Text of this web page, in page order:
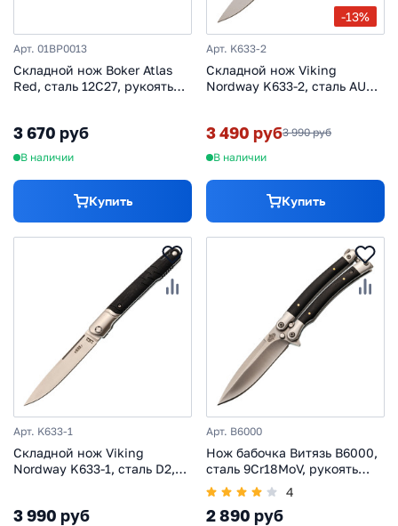
Арт. 01BP0013
Складной нож Boker Atlas
Red, сталь 12C27, рукоять
3 670 руб
В наличии
Купить
-13%
Арт. K633-2
Складной нож Viking
Nordway K633-2, сталь AUS-
3 490 руб3 990 руб
В наличии
Купить
Арт. K633-1
Складной нож Viking
Nordway K633-1, сталь D2,
3 990 руб
Арт. B6000
Нож бабочка Витязь B6000,
сталь 9Cr18MoV, рукоять
древесина
4
2 890 руб